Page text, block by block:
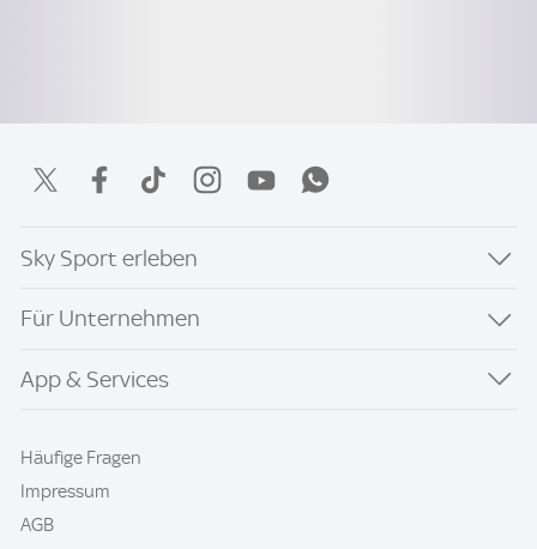
Sky Sport erleben
Für Unternehmen
App & Services
Häufige Fragen
Impressum
AGB